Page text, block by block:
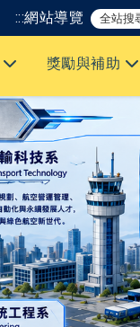
:::網站導覽
獎勵與補助